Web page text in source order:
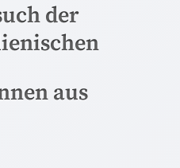
der
aus